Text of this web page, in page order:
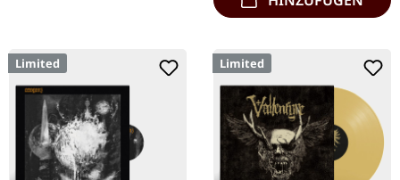
Limited Limited